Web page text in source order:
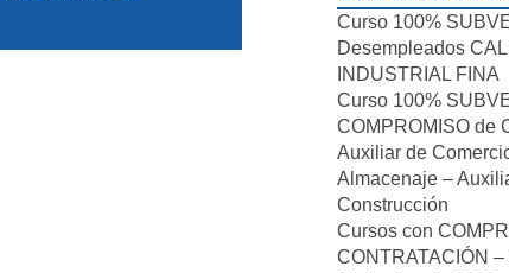
Curso 100%
Desempleados
INDUSTRIAL FINA
Curso 100%
COMPROMISO de
Auxiliar de
Almacenaje –
Construcción
Cursos con
CONTRATACIÓN